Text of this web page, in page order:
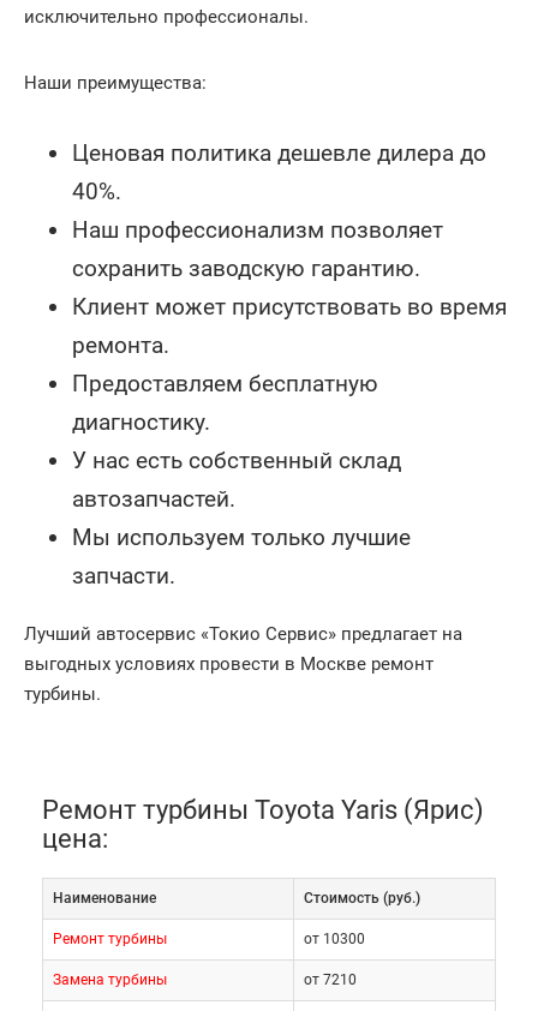
исключительно профессионалы.
Наши преимущества:
Ценовая политика дешевле дилера до
40%.
Наш профессионализм позволяет
сохранить заводскую гарантию.
Клиент может присутствовать во время
ремонта.
Предоставляем бесплатную
диагностику.
У нас есть собственный склад
автозапчастей.
Мы используем только лучшие
запчасти.
Лучший автосервис «Токио Сервис» предлагает на
выгодных условиях провести в Москве ремонт
турбины.
Ремонт турбины Toyota Yaris (Ярис)
цена:
Наименование Cтоимость (руб.)
Ремонт турбины от 10300
Замена турбины от 7210